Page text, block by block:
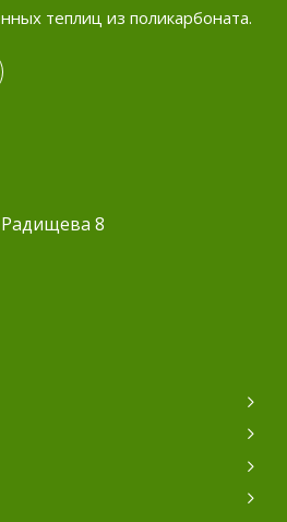
теплиц из поликарбоната.
8